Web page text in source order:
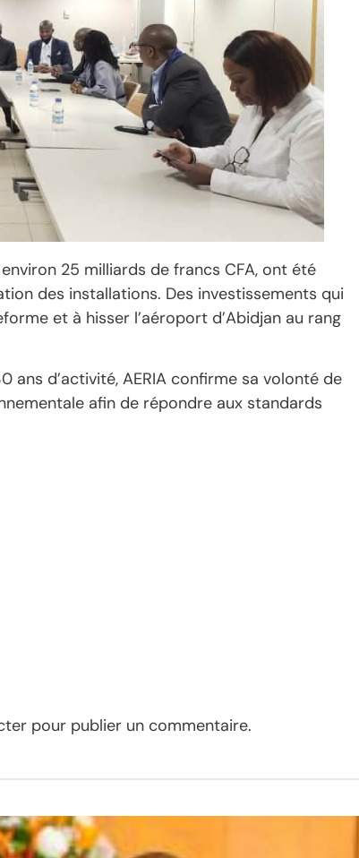
25 milliards de francs CFA, ont été
des installations. Des investissements qui
et à hisser l’aéroport d’Abidjan au rang
ans d’activité, AERIA confirme sa volonté de
afin de répondre aux standards
pour publier un commentaire.